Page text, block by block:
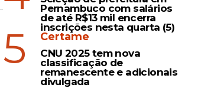
Pernambuco com salários
de até R$13 mil encerra
inscrições nesta quarta (5)
5 Certame
CNU 2025 tem nova
classificação de
remanescente e adicionais
divulgada